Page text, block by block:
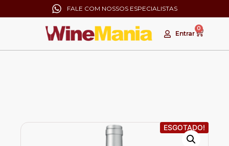
FALE COM NOSSOS ESPECIALISTAS
Entrar
0
ESGOTADO!